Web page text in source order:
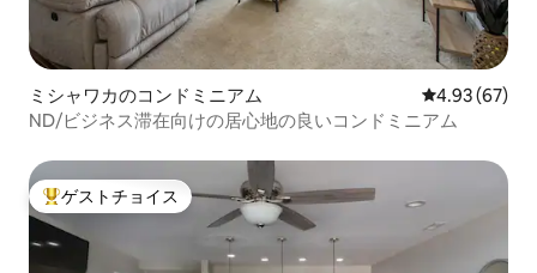
ミシャワカのコンドミニアム レビュー67
4.93 (67)
ND/ビジネス滞在向けの居心地の良いコンドミニアム
大好評のゲストチョイスです。
ゲストチョイス